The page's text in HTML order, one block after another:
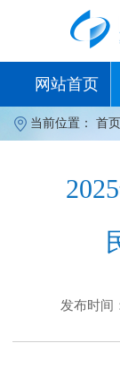
网站首页
当前位置： 首页
发布时间